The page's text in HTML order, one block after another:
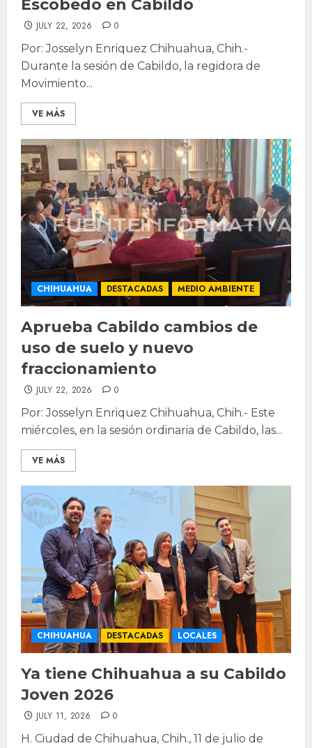
Escobedo en Cabildo
JULY 22, 2026 0
Por: Josselyn Enriquez Chihuahua, Chih.-
Durante la sesión de Cabildo, la regidora de
Movimiento...
VE MÁS
CHIHUAHUA DESTACADAS MEDIO AMBIENTE
Aprueba Cabildo cambios de
uso de suelo y nuevo
fraccionamiento
JULY 22, 2026 0
Por: Josselyn Enriquez Chihuahua, Chih.- Este
miércoles, en la sesión ordinaria de Cabildo, las...
VE MÁS
CHIHUAHUA DESTACADAS LOCALES
Ya tiene Chihuahua a su Cabildo
Joven 2026
JULY 11, 2026 0
H. Ciudad de Chihuahua, Chih., 11 de julio de